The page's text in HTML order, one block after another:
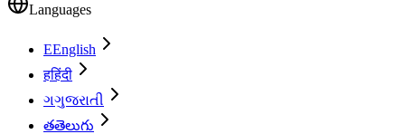
Languages
EEnglish
हहिंदी
ગગુજરાતી
తతెలుగు